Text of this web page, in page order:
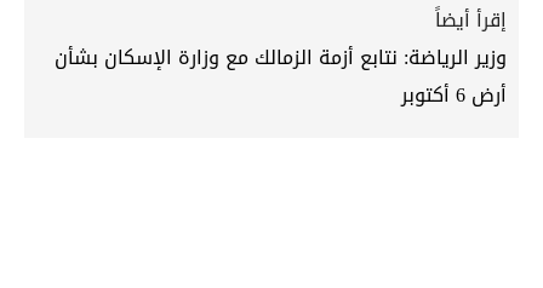
إقرأ أيضاً
وزير الرياضة: نتابع أزمة الزمالك مع وزارة الإسكان بشأن
أرض 6 أكتوبر